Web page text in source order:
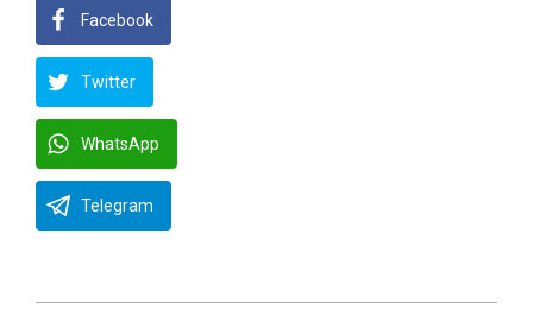
Facebook
Twitter
WhatsApp
Telegram